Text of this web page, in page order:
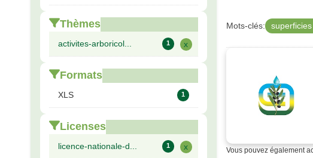
Thèmes
activites-arboricol... 1 x
Formats
XLS 1
Licenses
licence-nationale-d... 1 x
Mots-clés: superficies
Vous pouvez également